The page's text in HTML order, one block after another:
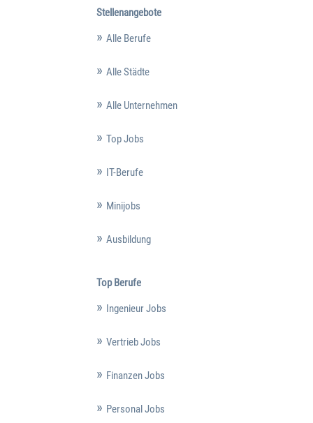
Stellenangebote
Alle Berufe
Alle Städte
Alle Unternehmen
Top Jobs
IT-Berufe
Minijobs
Ausbildung
Top Berufe
Ingenieur Jobs
Vertrieb Jobs
Finanzen Jobs
Personal Jobs